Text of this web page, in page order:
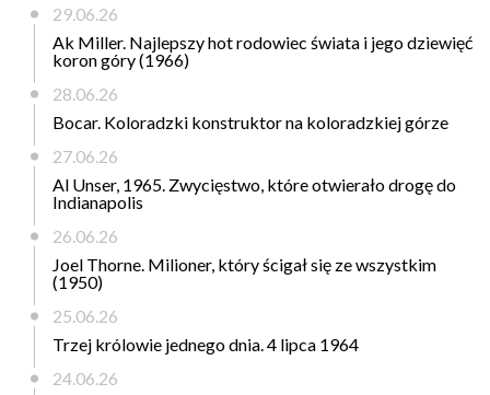
29.06.26
Ak Miller. Najlepszy hot rodowiec świata i jego dziewięć
koron góry (1966)
28.06.26
Bocar. Koloradzki konstruktor na koloradzkiej górze
27.06.26
Al Unser, 1965. Zwycięstwo, które otwierało drogę do
Indianapolis
26.06.26
Joel Thorne. Milioner, który ścigał się ze wszystkim
(1950)
25.06.26
Trzej królowie jednego dnia. 4 lipca 1964
24.06.26